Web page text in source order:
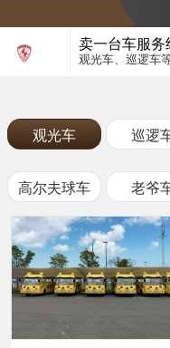
卖一台车服
观光车、巡逻车
观光车 巡逻
高尔夫球车 老爷